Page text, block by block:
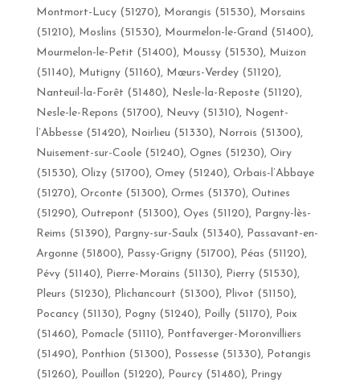
Montmort-Lucy (51270), Morangis (51530), Morsains
(51210), Moslins (51530), Mourmelon-le-Grand (51400),
Mourmelon-le-Petit (51400), Moussy (51530), Muizon
(51140), Mutigny (51160), Mœurs-Verdey (51120),
Nanteuil-la-Forêt (51480), Nesle-la-Reposte (51120),
Nesle-le-Repons (51700), Neuvy (51310), Nogent-
l’Abbesse (51420), Noirlieu (51330), Norrois (51300),
Nuisement-sur-Coole (51240), Ognes (51230), Oiry
(51530), Olizy (51700), Omey (51240), Orbais-l’Abbaye
(51270), Orconte (51300), Ormes (51370), Outines
(51290), Outrepont (51300), Oyes (51120), Pargny-lès-
Reims (51390), Pargny-sur-Saulx (51340), Passavant-en-
Argonne (51800), Passy-Grigny (51700), Péas (51120),
Pévy (51140), Pierre-Morains (51130), Pierry (51530),
Pleurs (51230), Plichancourt (51300), Plivot (51150),
Pocancy (51130), Pogny (51240), Poilly (51170), Poix
(51460), Pomacle (51110), Pontfaverger-Moronvilliers
(51490), Ponthion (51300), Possesse (51330), Potangis
(51260), Pouillon (51220), Pourcy (51480), Pringy